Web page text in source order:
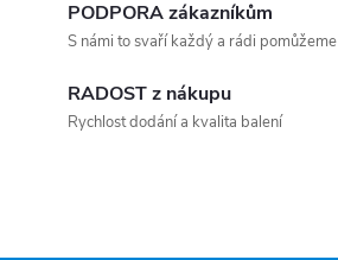
PODPORA zákazníkům
S námi to svaří každý a rádi pomůžeme
RADOST z nákupu
Rychlost dodání a kvalita balení